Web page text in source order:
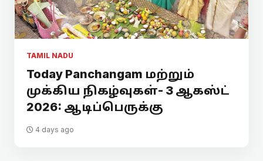
TAMIL NADU
Today Panchangam மற்றும்
முக்கிய நிகழ்வுகள்- 3 ஆகஸ்ட்
2026: ஆடிப்பெருக்கு
4 days ago